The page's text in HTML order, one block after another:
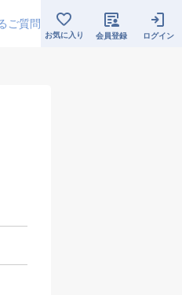
ご質問
お気に入り 会員登録 ログイン